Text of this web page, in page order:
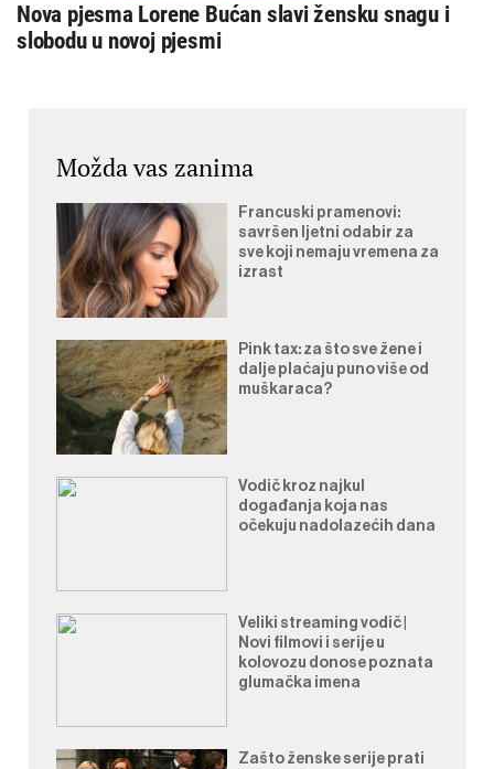
Nova pjesma Lorene Bućan slavi žensku snagu i
slobodu u novoj pjesmi
Možda vas zanima
Francuski pramenovi:
savršen ljetni odabir za
sve koji nemaju vremena za
izrast
Pink tax: za što sve žene i
dalje plaćaju puno više od
muškaraca?
Vodič kroz najkul
događanja koja nas
očekuju nadolazećih dana
Veliki streaming vodič |
Novi filmovi i serije u
kolovozu donose poznata
glumačka imena
Zašto ženske serije prati